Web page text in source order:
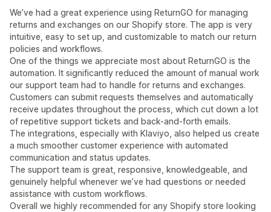
We’ve had a great experience using ReturnGO for managing
returns and exchanges on our Shopify store. The app is very
intuitive, easy to set up, and customizable to match our return
policies and workflows.
One of the things we appreciate most about ReturnGO is the
automation. It significantly reduced the amount of manual work
our support team had to handle for returns and exchanges.
Customers can submit requests themselves and automatically
receive updates throughout the process, which cut down a lot
of repetitive support tickets and back-and-forth emails.
The integrations, especially with Klaviyo, also helped us create
a much smoother customer experience with automated
communication and status updates.
The support team is great, responsive, knowledgeable, and
genuinely helpful whenever we’ve had questions or needed
assistance with custom workflows.
Overall we highly recommended for any Shopify store looking